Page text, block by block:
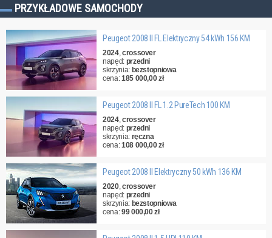
PRZYKŁADOWE SAMOCHODY
Peugeot 2008 II FL Elektryczny 54 kWh 156 KM
2024,crossover
napęd: przedni
skrzynia: bezstopniowa
cena:185 000,00 zł
Peugeot 2008 II FL 1.2 PureTech 100 KM
2024,crossover
napęd: przedni
skrzynia: ręczna
cena:108 000,00 zł
Peugeot 2008 II Elektryczny 50 kWh 136 KM
2020,crossover
napęd: przedni
skrzynia: bezstopniowa
cena:99 000,00 zł